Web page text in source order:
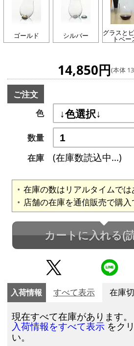
ゴールド シルバー グラスと
トベー
14,850円(本体
ご注文
色
数量
在庫
(在庫数読込中...)
在庫の数はリアルタイムでは
店舗の在庫を通信販売で購入
カートに入れる(
入荷情報 すべて表示 在庫
現在すべて在庫があります。
入荷情報をすべて表示 をク
い。